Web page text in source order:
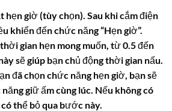
hẹn giờ (tùy chọn). Sau khi cắm điện
khiển đến chức năng “Hẹn giờ”.
gian hẹn mong muốn, từ 0.5 đến
sẽ giúp bạn chủ động thời gian nấu.
đã chọn chức năng hẹn giờ, bạn sẽ
giữ ấm cùng lúc. Nếu không có
thể bỏ qua bước này.